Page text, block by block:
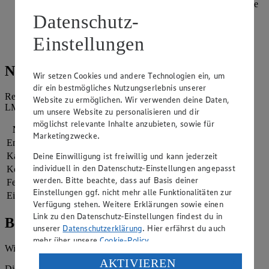
Tofutasche drücken. Die Tofutaschen sollten etwa zur Hälfte
gefüllt sein. Dann eine Seite der Tofutasche nach innen
klappen und die andere Seite darüber klappen.
Inari Sushi nach Belieben mit Sweet-Chili-Sauce servieren.
Nährwerte
Referenzmenge für einen durchschnittlichen Erwachsenen laut
LMIV (8.400 kJ/2.000 kcal).
Nährwerte
pro Portion
Energie
2.152 kj (26 %)
Kalorien
514 kcal (26 %)
Kohlenhydrate 77 g
Fett
12 g
Eiweiß
25 g
Bewertung
Wie hat es dir geschmeckt?
Datenschutz-
Einstellungen
Wir setzen Cookies und andere Technologien ein, um
dir ein bestmögliches Nutzungserlebnis unserer
Website zu ermöglichen. Wir verwenden deine Daten,
um unsere Website zu personalisieren und dir
möglichst relevante Inhalte anzubieten, sowie für
Marketingzwecke.
Deine Einwilligung ist freiwillig und kann jederzeit
individuell in den Datenschutz-Einstellungen angepasst
werden. Bitte beachte, dass auf Basis deiner
Einstellungen ggf. nicht mehr alle Funktionalitäten zur
Verfügung stehen. Weitere Erklärungen sowie einen
Link zu den Datenschutz-Einstellungen findest du in
unserer Datenschutzerklärung. Hier erfährst du auch
mehr über unsereCookie-Policy.
Verarbeitung deiner personenbezogenen Daten in den
AKTIVIEREN